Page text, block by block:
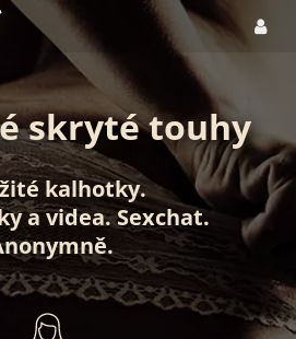
skryté touhy
kalhotky.
avidea.Sexchat.
.